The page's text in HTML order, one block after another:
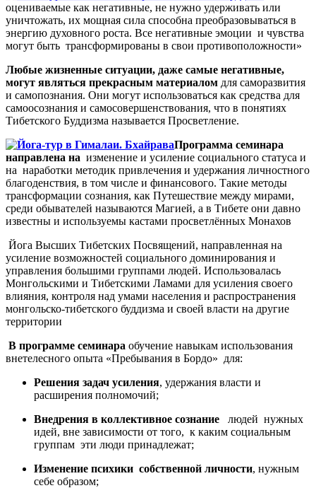
оцениваемые как негативные, не нужно удерживать или
уничтожать, их мощная сила способна преобразовываться в
энергию духовного роста. Все негативные эмоции и чувства
могут быть трансформированы в свои противоположности»
Любые жизненные ситуации, даже самые негативные,
могут являться прекрасным материалом для саморазвития
и самопознания. Они могут использоваться как средства для
самоосознания и самосовершенствования, что в понятиях
Тибетского Буддизма называется Просветление.
Программа семинара
направлена на изменение и усиление социального статуса и
на наработки методик привлечения и удержания личностного
благоденствия, в том числе и финансового. Такие методы
трансформации сознания, как Путешествие между мирами,
среди обывателей называются Магией, а в Тибете они давно
известны и используемы кастами просветлённых Монахов
Йога Высших Тибетских Посвящений, направленная на
усиление возможностей социального доминирования и
управления большими группами людей. Использовалась
Монгольскими и Тибетскими Ламами для усиления своего
влияния, контроля над умами населения и распространения
монгольско-тибетского буддизма и своей власти на другие
территории
В программе семинара обучение навыкам использования
внетелесного опыта «Пребывания в Бордо» для:
Решения задач усиления, удержания власти и
расширения полномочий;
Внедрения в коллективное сознание
людей нужных
идей, вне зависимости от того, к каким социальным
группам эти люди принадлежат;
Изменение психики собственной личности, нужным
себе образом;